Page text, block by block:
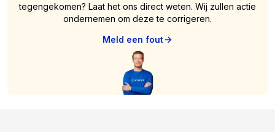
tegengekomen? Laat het ons direct weten. Wij zullen actie
ondernemen om deze te corrigeren.
Meld een fout